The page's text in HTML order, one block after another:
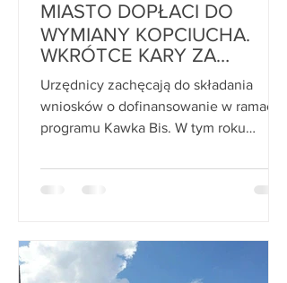
MIASTO DOPŁACI DO
WYMIANY KOPCIUCHA.
WKRÓTCE KARY ZA
POSIADANIE
BEZKLASOWEGO PIECA.
Urzędnicy zachęcają do składania
wniosków o dofinansowanie w ramach
programu Kawka Bis. W tym roku